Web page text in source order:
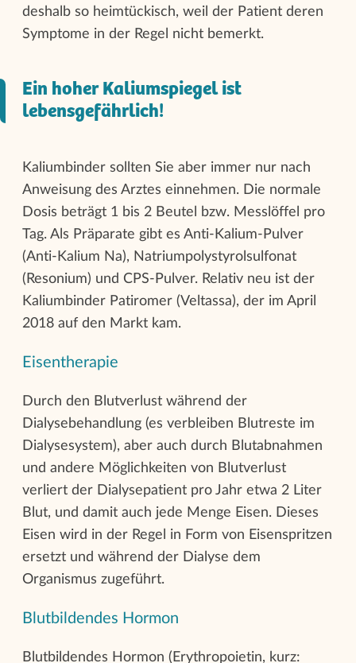
deshalb so heimtückisch, weil der Patient deren
Symptome in der Regel nicht bemerkt.
Ein hoher Kaliumspiegel ist
lebensgefährlich!
Kaliumbinder sollten Sie aber immer nur nach
Anweisung des Arztes einnehmen. Die normale
Dosis beträgt 1 bis 2 Beutel bzw. Messlöffel pro
Tag. Als Präparate gibt es Anti-Kalium-Pulver
(Anti-Kalium Na), Natriumpolystyrolsulfonat
(Resonium) und CPS-Pulver. Relativ neu ist der
Kaliumbinder Patiromer (Veltassa), der im April
2018 auf den Markt kam.
Eisentherapie
Durch den Blutverlust während der
Dialysebehandlung (es verbleiben Blutreste im
Dialysesystem), aber auch durch Blutabnahmen
und andere Möglichkeiten von Blutverlust
verliert der Dialysepatient pro Jahr etwa 2 Liter
Blut, und damit auch jede Menge Eisen. Dieses
Eisen wird in der Regel in Form von Eisenspritzen
ersetzt und während der Dialyse dem
Organismus zugeführt.
Blutbildendes Hormon
Blutbildendes Hormon (Erythropoietin, kurz: